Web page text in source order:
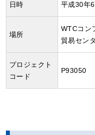
日時 平成30年
場所
WTCコン
貿易セン
プロジェクト
コード
P93050